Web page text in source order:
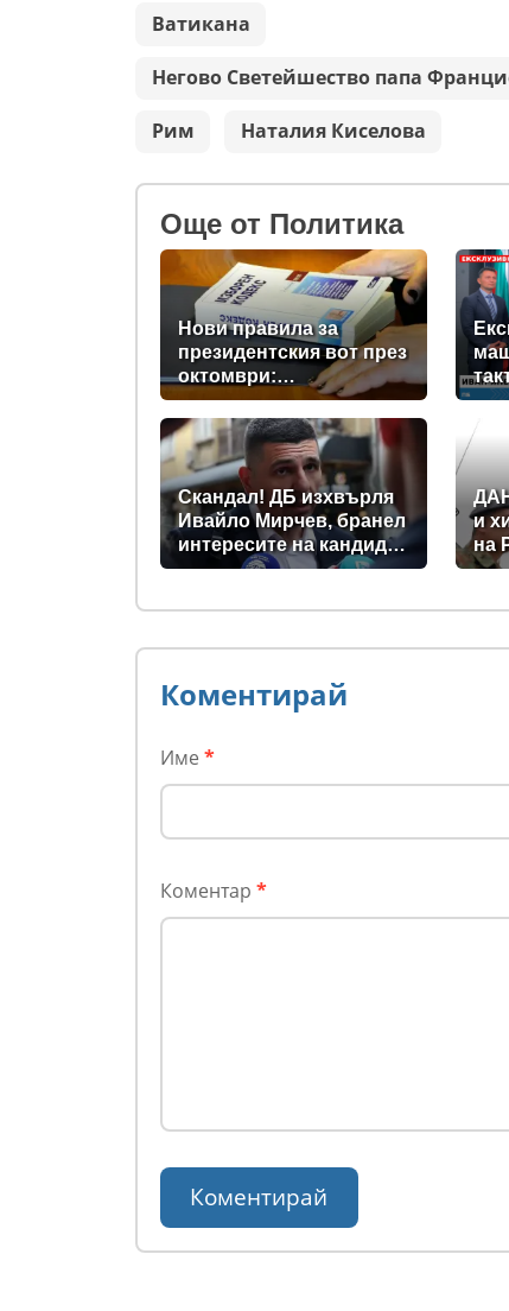
Ватикана
Негово Светейшество папа
Рим Наталия Киселова
Oще от Политика
Нови правила за
президентския вот през
октомври:
Парламентът прие
промени в Изборния
кодекс
Скандал! ДБ изхвърля
Ивайло Мирчев, бранел
интересите на кандидат
за „Лукойл”
и
на
Коментирай
Име *
Коментар *